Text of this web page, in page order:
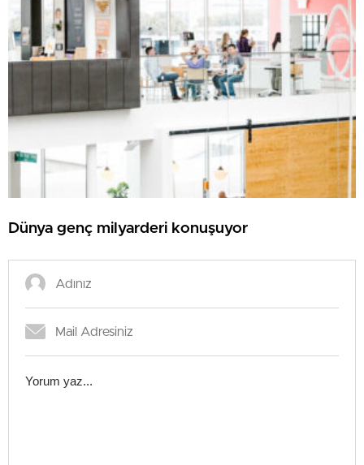
Dünya genç milyarderi konuşuyor